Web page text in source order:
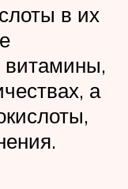
в их
витамины,
а